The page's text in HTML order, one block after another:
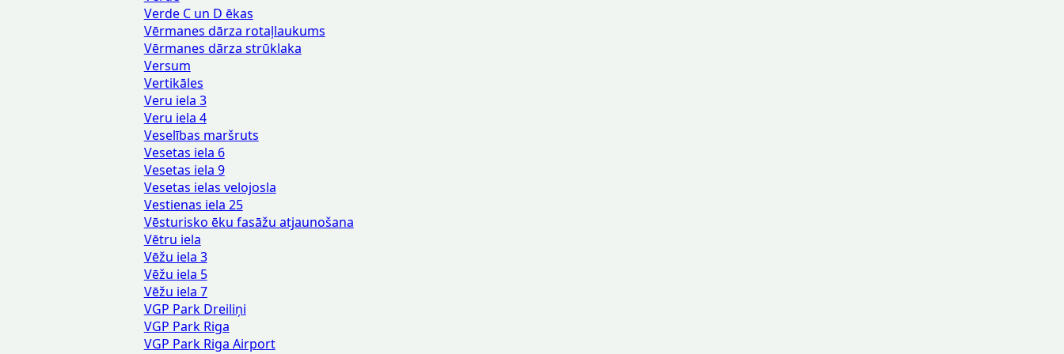
Verde C un D ēkas
Vērmanes dārza rotaļlaukums
Vērmanes dārza strūklaka
Versum
Vertikāles
Veru iela 3
Veru iela 4
Veselības maršruts
Vesetas iela 6
Vesetas iela 9
Vesetas ielas velojosla
Vestienas iela 25
Vēsturisko ēku fasāžu atjaunošana
Vētru iela
Vēžu iela 3
Vēžu iela 5
Vēžu iela 7
VGP Park Dreiliņi
VGP Park Riga
VGP Park Riga Airport